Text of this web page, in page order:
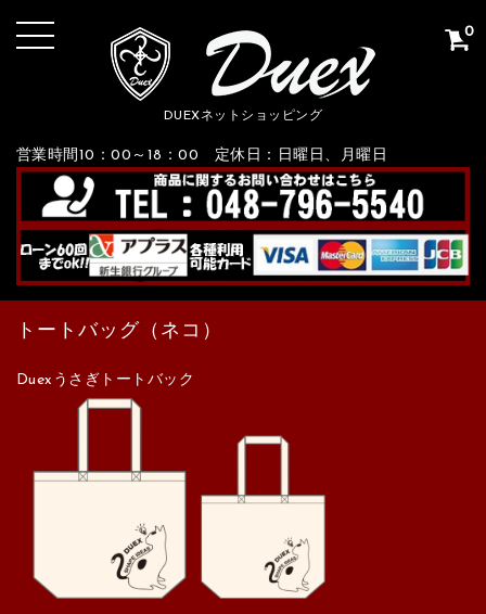
DUEXネットショッピング
営業時間10：00～18：00 定休日：日曜日、月曜日
0
トートバッグ（ネコ）
Duexうさぎトートバック